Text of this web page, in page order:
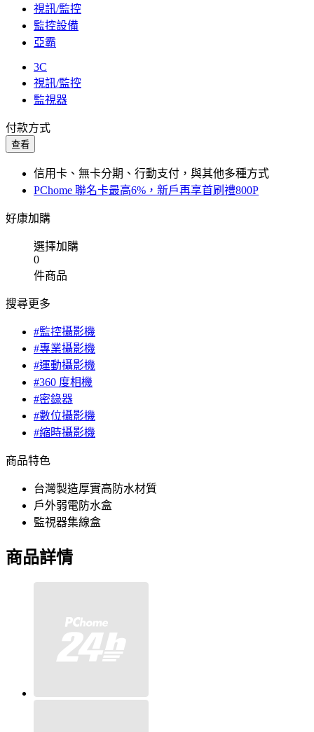
視訊/監控
監控設備
亞霸
3C
視訊/監控
監視器
付款方式
查看
信用卡、無卡分期、行動支付，與其他多種方式
PChome 聯名卡最高6%，新戶再享首刷禮800P
好康加購
選擇加購
0
件商品
搜尋更多
#監控攝影機
#專業攝影機
#運動攝影機
#360 度相機
#密錄器
#數位攝影機
#縮時攝影機
商品特色
台灣製造厚實高防水材質
戶外弱電防水盒
監視器集線盒
商品詳情